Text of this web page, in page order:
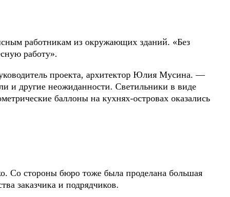
работникам из окружающих зданий. «Без
работу».
проекта, архитектор Юлия Мусина. —
и другие неожиданности. Светильники в виде
баллоны на кухнях-островах оказались
Cо стороны бюро тоже была проделана большая
заказчика и подрядчиков.